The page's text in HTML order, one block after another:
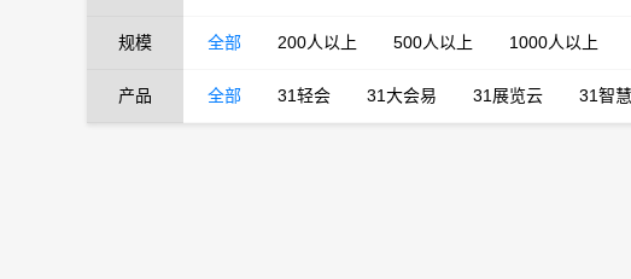
规模 全部 200人以上 500人以上 1000人以上
产品 全部 31轻会 31大会易 31展览云 31智